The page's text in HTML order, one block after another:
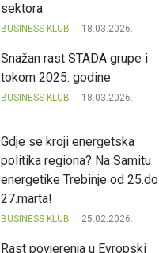
sektora
BUSINESS KLUB 18.03.2026.
Snažan rast STADA grupe i
tokom 2025. godine
BUSINESS KLUB 18.03.2026.
Gdje se kroji energetska
politika regiona? Na Samitu
energetike Trebinje od 25.do
27.marta!
BUSINESS KLUB 25.02.2026.
Rast povjerenja u Evropski